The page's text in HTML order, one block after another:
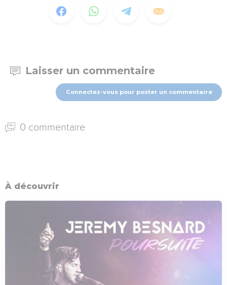
Laisser un commentaire
Connectez-vous pour poster un commentaire
0 commentaire
À découvrir